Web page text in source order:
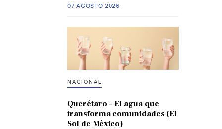
07 AGOSTO 2026
NACIONAL
Querétaro – El agua que
transforma comunidades (El
Sol de México)